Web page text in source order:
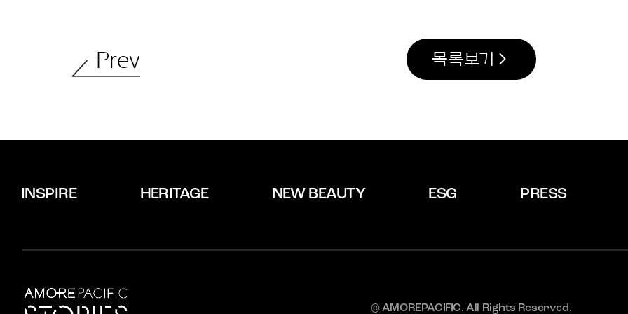
목록보기
Prev
HERITAGE
INSPIRE ESG PRESS
NEW BEAUTY
© AMOREPACIFIC. All Rights Reserved.